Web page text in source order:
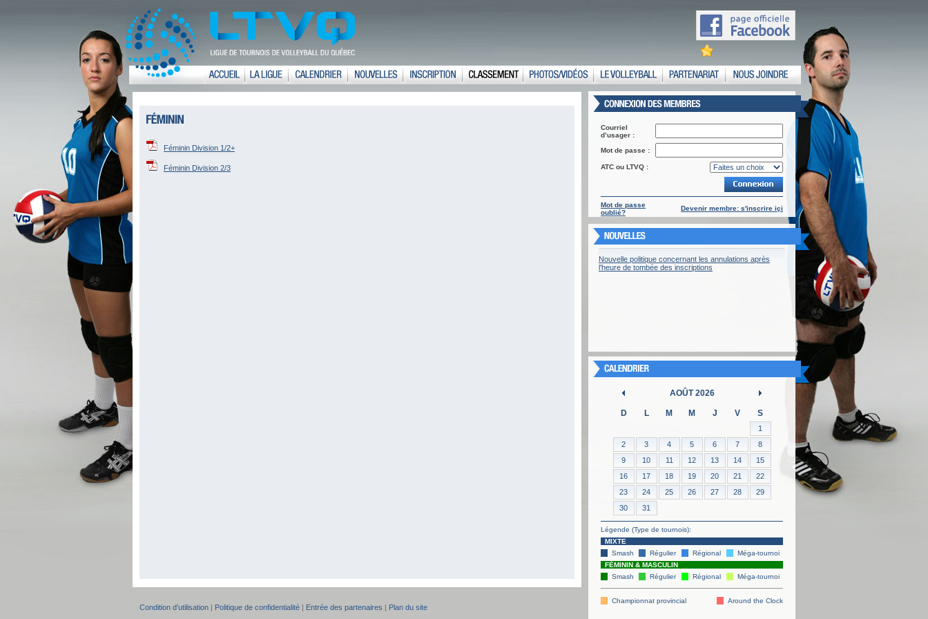
Courriel
d’usager :
Mot de passe :
ATC ou LTVQ :
Mot de passe
oublié?
Devenir membre: s'inscrire içi
Nouvelle politique concernant les annulations après
l'heure de tombée des inscriptions
AOÛT 2026
D L M M J V S
1
2
3 4 5 6 7
8
9
10 11 12 13 14
15
16
17 18 19 20 21
22
23
24 25 26 27 28
29
30
31
Légende (Type de tournois):
MIXTE
Smash
Régulier Régional
Méga-tournoi
FÉMININ & MASCULIN
Smash
Régulier Régional Méga-tournoi
Championnat provincial Around the Clock
Féminin Division 1/2+
Féminin Division 2/3
Condition d’utilisation | Politique de confidentialité | Entrée des partenaires | Plan du site